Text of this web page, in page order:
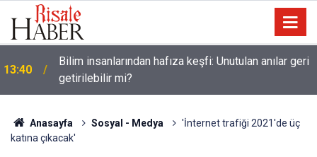
13:40
Bilim insanlarından hafıza keşfi: Unutulan anılar geri
getirilebilir mi?
Anasayfa Sosyal - Medya
'İnternet trafiği 2021'de üç
katına çıkacak'